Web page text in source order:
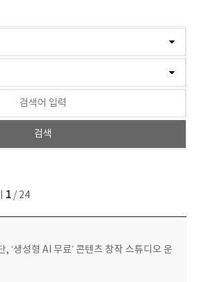
1/ 24
‘생성형 AI 무료’ 콘텐츠 창작 스튜디오 운